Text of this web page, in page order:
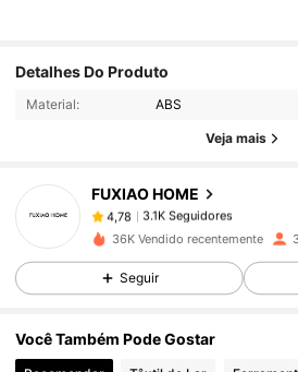
Detalhes Do Produto
Material: ABS
Veja mais
FUXIAO HOME
4,78 3.1K Seguidores
3.1K Seguidores
4,78 3.1K Seguidores
3.1K Seguidores
4,78
36K Vendido recentemente
Seguir
Você Também Pode Gostar